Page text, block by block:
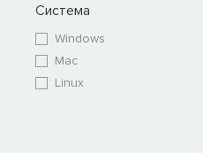
Система
Windows
Mac
Linux